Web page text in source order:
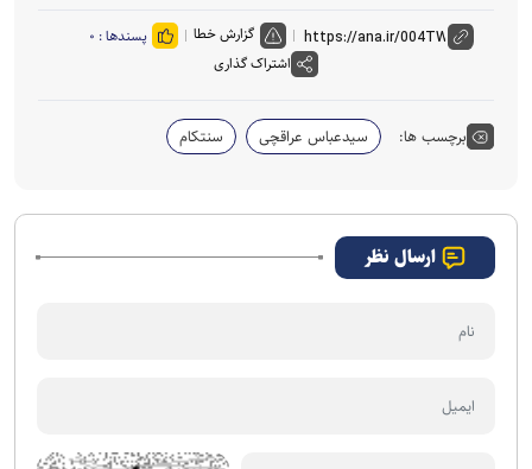
گزارش خطا پسندها : ۰
اشتراک گذاری
برچسب ها: سیدعباس عراقچی سنتکام
ارسال نظر